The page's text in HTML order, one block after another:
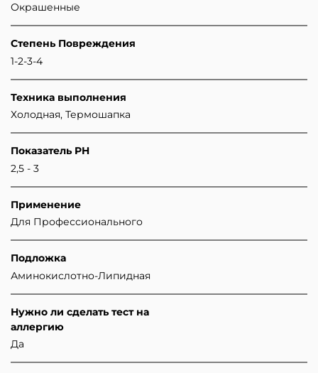
Окрашенные
Степень Повреждения
1-2-3-4
Техника выполнения
Холодная, Термошапка
Показатель PH
2,5 - 3
Применение
Для Профессионального
Подложка
Аминокислотно-Липидная
Нужно ли сделать тест на
аллергию
Да